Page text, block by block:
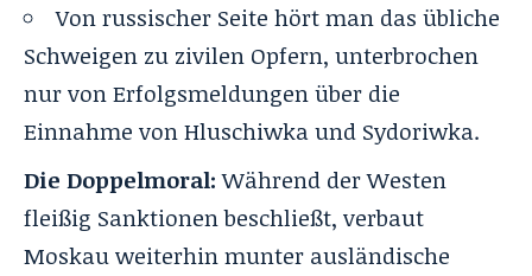
Von russischer Seite hört man das übliche
Schweigen zu zivilen Opfern, unterbrochen
nur von Erfolgsmeldungen über die
Einnahme von Hluschiwka und Sydoriwka.
Die Doppelmoral:Während der Westen
fleißig Sanktionen beschließt, verbaut
Moskau weiterhin munter ausländische